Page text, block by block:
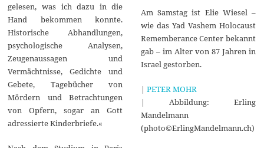
gelesen, was ich dazu in die
Hand bekommen konnte.
Historische Abhandlungen,
psychologische Analysen,
Zeugenaussagen und
Vermächtnisse, Gedichte und
Gebete, Tagebücher von
Mördern und Betrachtungen
von Opfern, sogar an Gott
adressierte Kinderbriefe.«
Am Samstag ist Elie Wiesel –
wie das Yad Vashem Holocaust
Rememberance Center bekannt
gab – im Alter von 87 Jahren in
Israel gestorben.
| PETER MOHR
| Abbildung: Erling
Mandelmann
(photo©ErlingMandelmann.ch)